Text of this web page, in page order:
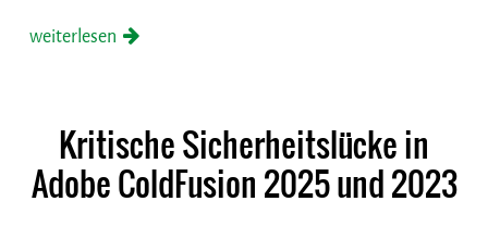
weiterlesen
Kritische Sicherheitslücke in
Adobe ColdFusion 2025 und 2023